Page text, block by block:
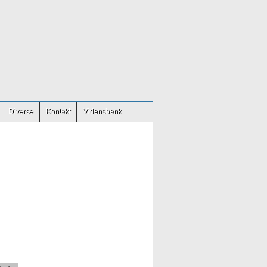
Diverse Kontakt Vidensbank